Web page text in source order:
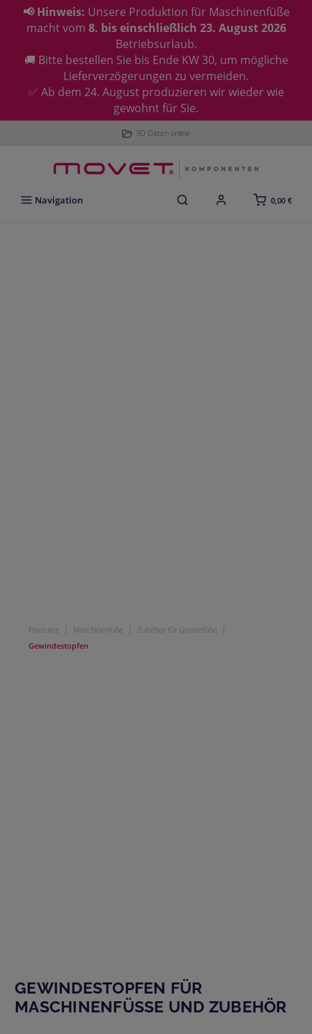
📢 Hinweis: Unsere Produktion für Maschinenfüße
macht vom 8. bis einschließlich 23. August 2026
Betriebsurlaub.
🚚 Bitte bestellen Sie bis Ende KW 30, um mögliche
Lieferverzögerungen zu vermeiden.
✅ Ab dem 24. August produzieren wir wieder wie
gewohnt für Sie.
3D Daten online
Navigation 0,00 €
Produkte | Maschinenfüße | Zubehör für Gerätefüße |
Gewindestopfen
GEWINDESTOPFEN FÜR
MASCHINENFÜSSE UND ZUBEHÖR